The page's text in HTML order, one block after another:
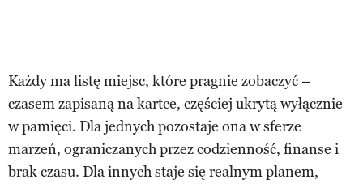
Każdy ma listę miejsc, które pragnie zobaczyć –
czasem zapisaną na kartce, częściej ukrytą wyłącznie
w pamięci. Dla jednych pozostaje ona w sferze
marzeń, ograniczanych przez codzienność, finanse i
brak czasu. Dla innych staje się realnym planem,